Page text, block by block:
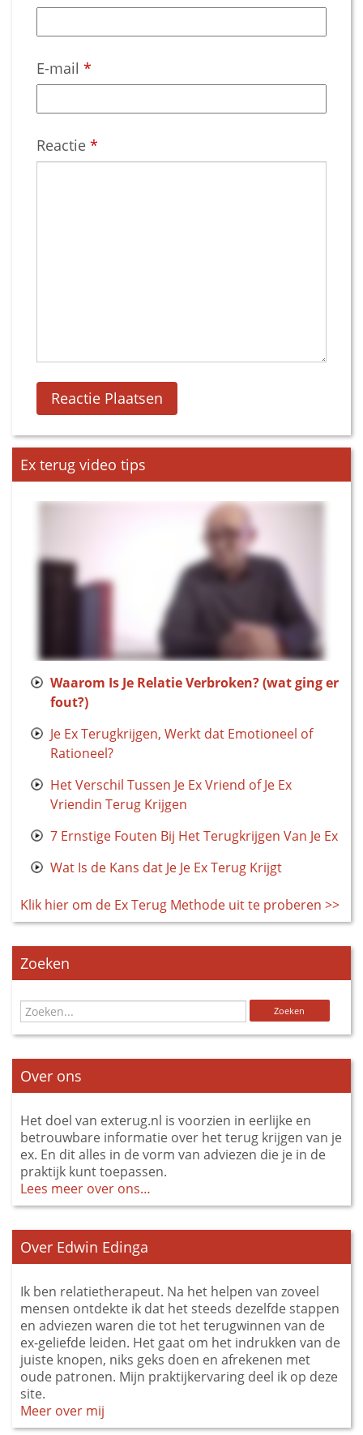
E-mail *
Reactie *
Ex terug video tips
Waarom Is Je Relatie Verbroken? (wat ging er
fout?)
Je Ex Terugkrijgen, Werkt dat Emotioneel of
Rationeel?
Het Verschil Tussen Je Ex Vriend of Je Ex
Vriendin Terug Krijgen
7 Ernstige Fouten Bij Het Terugkrijgen Van Je Ex
Wat Is de Kans dat Je Je Ex Terug Krijgt
Klik hier om de Ex Terug Methode uit te proberen >>
Zoeken
Over ons
Het doel van exterug.nl is voorzien in eerlijke en
betrouwbare informatie over het terug krijgen van je
ex. En dit alles in de vorm van adviezen die je in de
praktijk kunt toepassen.
Lees meer over ons…
Over Edwin Edinga
Ik ben relatietherapeut. Na het helpen van zoveel
mensen ontdekte ik dat het steeds dezelfde stappen
en adviezen waren die tot het terugwinnen van de
ex-geliefde leiden. Het gaat om het indrukken van de
juiste knopen, niks geks doen en afrekenen met
oude patronen. Mijn praktijkervaring deel ik op deze
site.
Meer over mij